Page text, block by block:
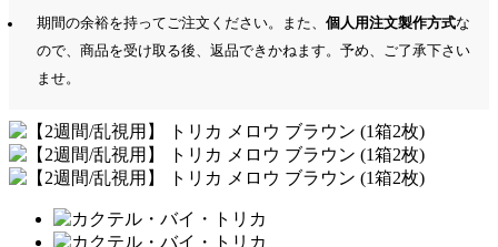
期間の余裕を持ってご注文ください。また、個人用注文製作方式な
ので、商品を受け取る後、返品できかねます。予め、ご了承下さい
ませ。